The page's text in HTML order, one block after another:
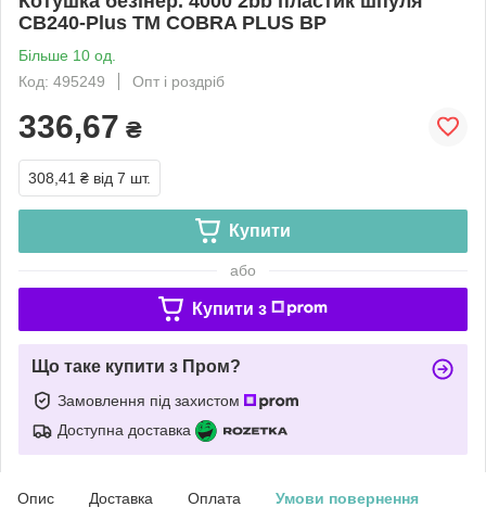
CB240-Plus ТМ COBRA PLUS BP
Більше 10 од.
Код: 495249
Опт і роздріб
336,67 ₴
308,41 ₴ від 7 шт.
Купити
або
Купити з
Що таке купити з Пром?
Замовлення під захистом
Доступна доставка
Опис Доставка Оплата Умови повернення